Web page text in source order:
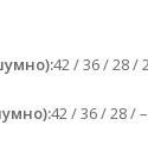
42 / 36 / 28 /
42 / 36 / 28 /